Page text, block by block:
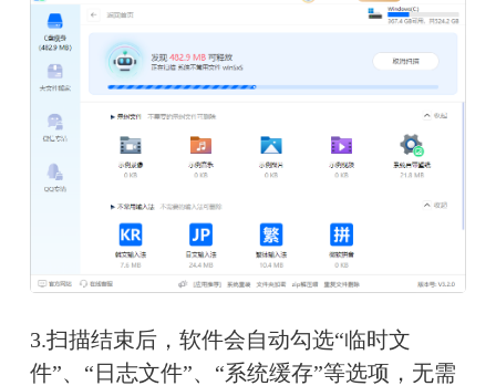
3.扫描结束后，软件会自动勾选“临时文
件”、“日志文件”、“系统缓存”等选项，无需